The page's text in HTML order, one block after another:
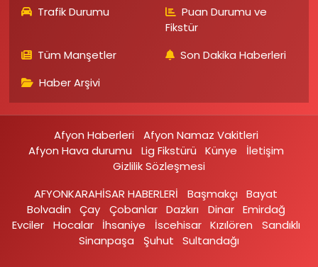
Trafik Durumu
Puan Durumu ve
Fikstür
Tüm Manşetler
Son Dakika Haberleri
Haber Arşivi
Afyon Haberleri
Afyon Namaz Vakitleri
Afyon Hava durumu
Lig Fikstürü Künye
İletişim
Gizlilik Sözleşmesi
AFYONKARAHİSAR HABERLERİ
Başmakçı
Bayat
Bolvadin
Çay Çobanlar Dazkırı Dinar Emirdağ‎
Evciler‎
Hocalar İhsaniye‎ İscehisar Kızılören‎
Sandıklı‎
Sinanpaşa
Şuhut Sultandağı